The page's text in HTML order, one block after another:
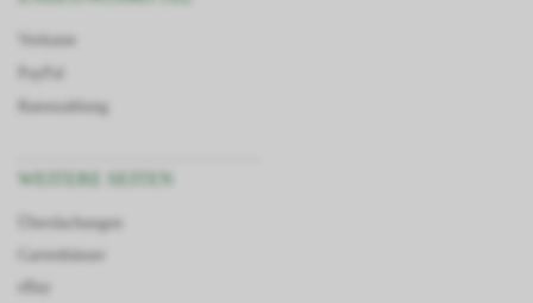
Vorkasse
PayPal
Ratenzahlung
WEITERE SEITEN
Überdachungen
Gartenhäuser
eBay